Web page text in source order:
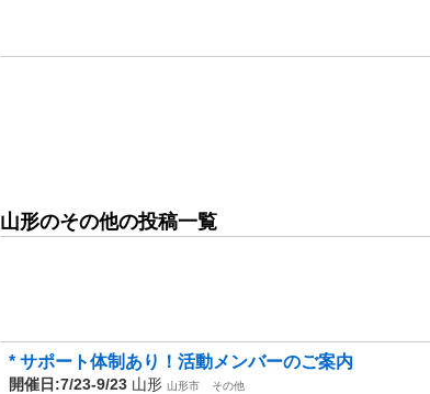
山形のその他の投稿一覧
* サポート体制あり！活動メンバーのご案内
開催日:7/23-9/23 山形 山形市
その他